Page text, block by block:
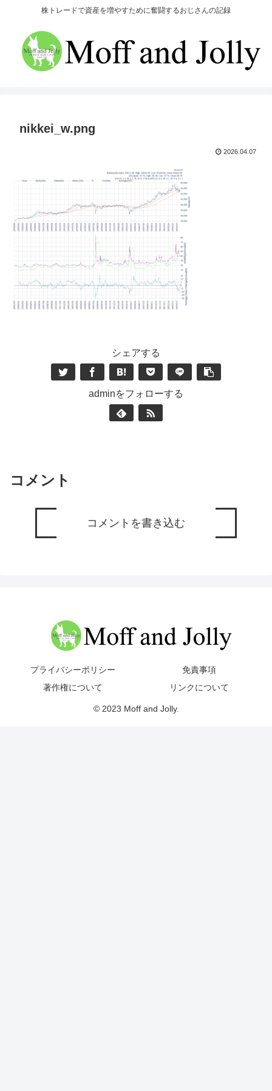
株トレードで資産を増やすために奮闘するおじさんの記録
nikkei_w.png
2026.04.07
シェアする
adminをフォローする
コメント
コメントを書き込む
プライバシーポリシー
免責事項
著作権について
リンクについて
© 2023 Moff and Jolly.